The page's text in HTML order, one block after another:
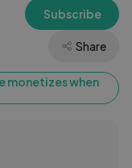
Subscribe
Share
monetizes when